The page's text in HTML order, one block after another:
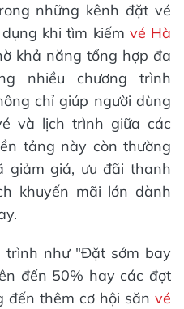
những kênh đặt vé
khi tìm kiếm vé Hà
khả năng tổng hợp đa
nhiều chương trình
chỉ giúp người dùng
và lịch trình giữa các
tảng này còn thường
giảm giá, ưu đãi thanh
khuyến mãi lớn dành
trình như "Đặt sớm bay
đến 50% hay các đợt
đến thêm cơ hội săn vé